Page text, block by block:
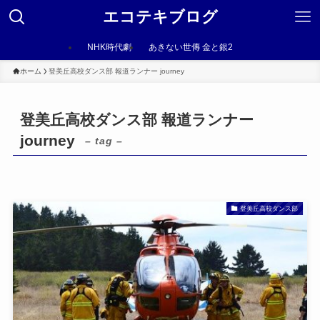
エコテキブログ
NHK時代劇 あきない世傳 金と銀2
ホーム 登美丘高校ダンス部 報道ランナー journey
登美丘高校ダンス部 報道ランナー
journey
– tag –
登美丘高校ダンス部